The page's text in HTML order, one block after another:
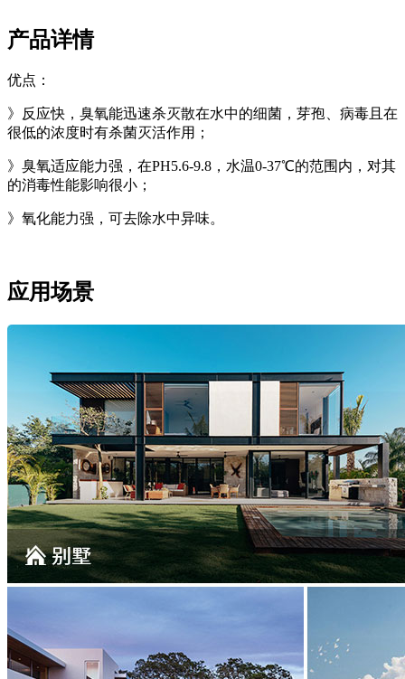
产品详情
优点：
》反应快，臭氧能迅速杀灭散在水中的细菌，芽孢、病毒且在
很低的浓度时有杀菌灭活作用；
》臭氧适应能力强，在PH5.6-9.8，水温0-37℃的范围内，对其
的消毒性能影响很小；
》氧化能力强，可去除水中异味。
应用场景